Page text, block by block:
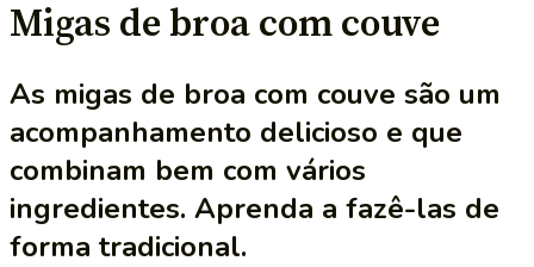
Migas de broa com couve
As migas de broa com couve são um
acompanhamento delicioso e que
combinam bem com vários
ingredientes. Aprenda a fazê-las de
forma tradicional.